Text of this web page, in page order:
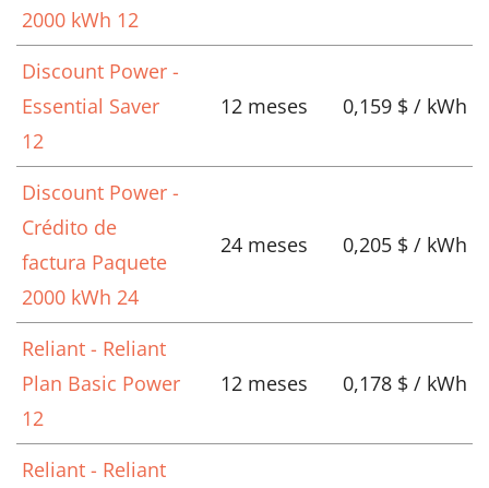
2000 kWh 12
Discount Power -
Essential Saver
12
12 meses 0,159 $ / kWh
Discount Power -
Crédito de
factura Paquete
2000 kWh 24
24 meses 0,205 $ / kWh
Reliant - Reliant
Plan Basic Power
12
12 meses 0,178 $ / kWh
Reliant - Reliant